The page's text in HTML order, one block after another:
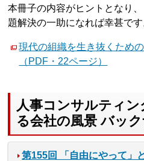
本冊子の内容がヒントとなり
題解決の一助になれば幸甚です
現代の組織を生き抜くため
（PDF・22ページ）
人事コンサルティン
る会社の風景 バッ
第155回 「自由にやって」